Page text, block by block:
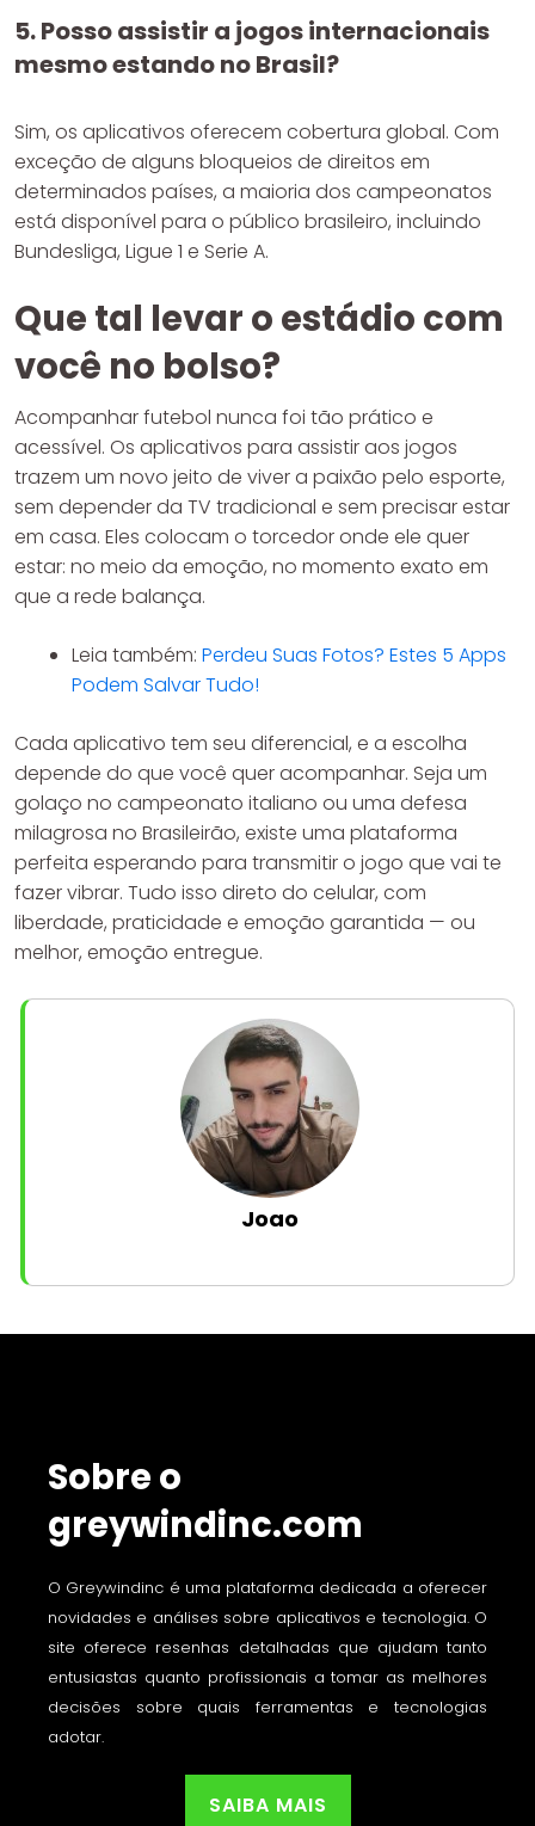
5. Posso assistir a jogos internacionais
mesmo estando no Brasil?
Sim, os aplicativos oferecem cobertura global. Com
exceção de alguns bloqueios de direitos em
determinados países, a maioria dos campeonatos
está disponível para o público brasileiro, incluindo
Bundesliga, Ligue 1 e Serie A.
Que tal levar o estádio com
você no bolso?
Acompanhar futebol nunca foi tão prático e
acessível. Os aplicativos para assistir aos jogos
trazem um novo jeito de viver a paixão pelo esporte,
sem depender da TV tradicional e sem precisar estar
em casa. Eles colocam o torcedor onde ele quer
estar: no meio da emoção, no momento exato em
que a rede balança.
Leia também: Perdeu Suas Fotos? Estes 5 Apps
Podem Salvar Tudo!
Cada aplicativo tem seu diferencial, e a escolha
depende do que você quer acompanhar. Seja um
golaço no campeonato italiano ou uma defesa
milagrosa no Brasileirão, existe uma plataforma
perfeita esperando para transmitir o jogo que vai te
fazer vibrar. Tudo isso direto do celular, com
liberdade, praticidade e emoção garantida — ou
melhor, emoção entregue.
Joao
Sobre o
greywindinc.com
O Greywindinc é uma plataforma dedicada a oferecer
novidades e análises sobre aplicativos e tecnologia. O
site oferece resenhas detalhadas que ajudam tanto
entusiastas quanto profissionais a tomar as melhores
decisões sobre quais ferramentas e tecnologias
adotar.
SAIBA MAIS